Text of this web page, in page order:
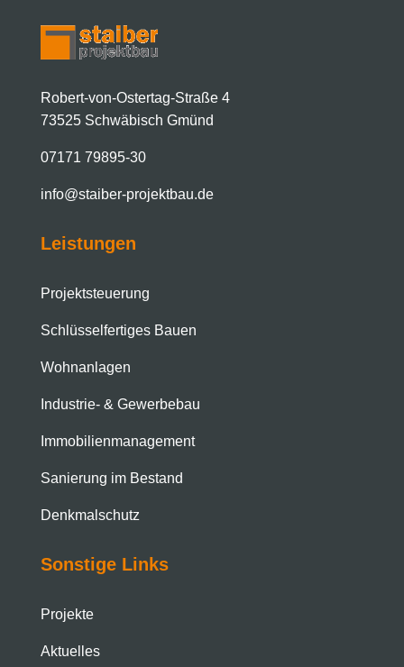
Robert-von-Ostertag-Straße 4
73525 Schwäbisch Gmünd
07171 79895-30
info@staiber-projektbau.de
Leistungen
Projektsteuerung
Schlüsselfertiges Bauen
Wohnanlagen
Industrie- & Gewerbebau
Immobilien­management
Sanierung im Bestand
Denkmalschutz
Sonstige Links
Projekte
Aktuelles